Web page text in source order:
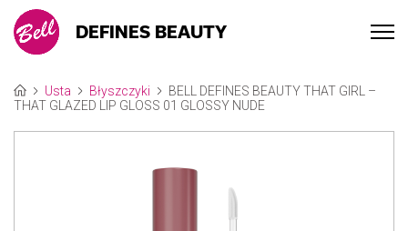
DEFINES BEAUTY
Usta Błyszczyki
BELL DEFINES BEAUTY THAT GIRL –
THAT GLAZED LIP GLOSS 01 GLOSSY NUDE